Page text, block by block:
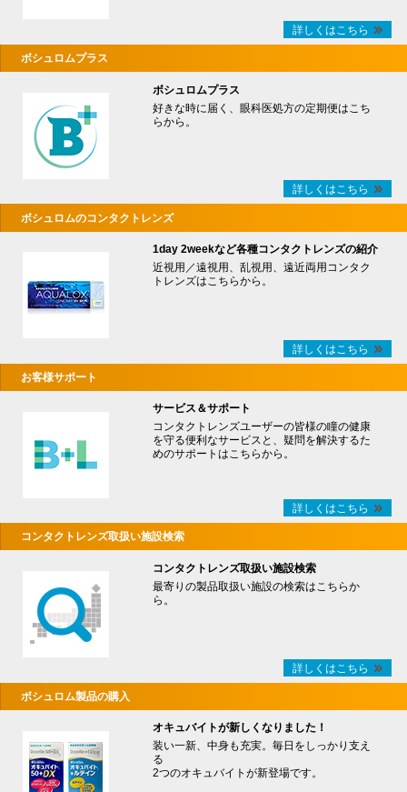
詳しくはこちら
ボシュロムプラス
ボシュロムプラス
好きな時に届く、眼科医処方の定期便はこち
らから。
詳しくはこちら
ボシュロムのコンタクトレンズ
1day 2weekなど各種コンタクトレンズの紹介
近視用／遠視用、乱視用、遠近両用コンタク
トレンズはこちらから。
詳しくはこちら
お客様サポート
サービス＆サポート
コンタクトレンズユーザーの皆様の瞳の健康
を守る便利なサービスと、疑問を解決するた
めのサポートはこちらから。
詳しくはこちら
コンタクトレンズ取扱い施設検索
コンタクトレンズ取扱い施設検索
最寄りの製品取扱い施設の検索はこちらか
ら。
詳しくはこちら
ボシュロム製品の購入
オキュバイトが新しくなりました！
装い一新、中身も充実。毎日をしっかり支え
る
2つのオキュバイトが新登場です。